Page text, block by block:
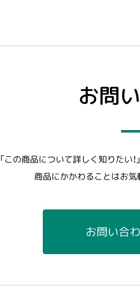
お問
「この商品について詳しく知りたい！
商品にかかわることはお気
お問い合